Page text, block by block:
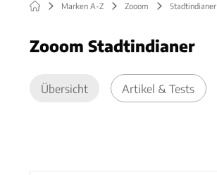
Marken A-Z Zooom Stadtindianer
Zooom Stadtindianer
Übersicht Artikel & Tests